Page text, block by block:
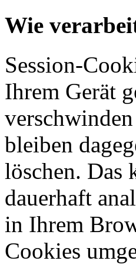
Wie
Session-
Ihrem Gerät
bleiben
löschen. Das
dauerhaft
in Ihrem
Cookies